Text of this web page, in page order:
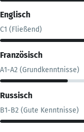
Englisch
C1 (Fließend)
Französisch
A1-A2 (Grundkenntnisse)
Russisch
B1-B2 (Gute Kenntnisse)